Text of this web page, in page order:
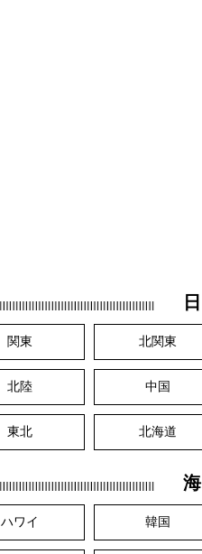
関東 北関東
北陸 中国
東北 北海道
ハワイ 韓国